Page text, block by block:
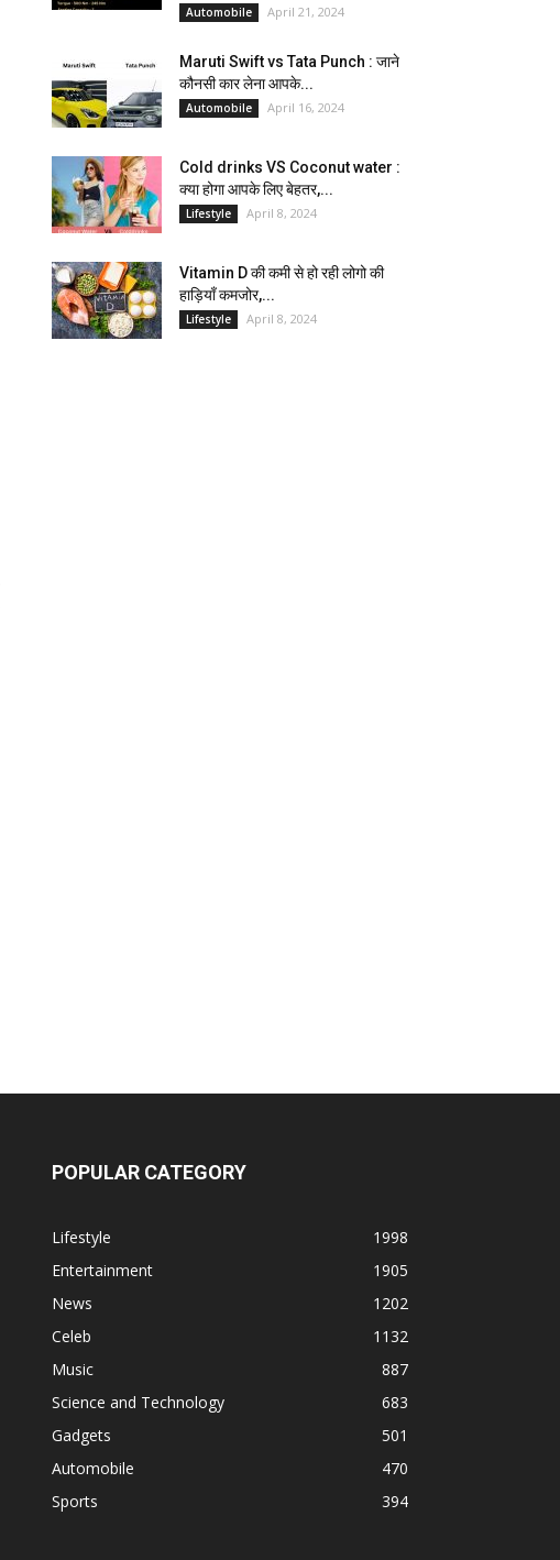
Automobile April 21, 2024
Maruti Swift vs Tata Punch : जाने
कौनसी कार लेना आपके...
Automobile April 16, 2024
Cold drinks VS Coconut water :
क्या होगा आपके लिए बेहतर,...
Lifestyle April 8, 2024
Vitamin D की कमी से हो रही लोगो की
हाड़ियाँ कमजोर,...
Lifestyle April 8, 2024
POPULAR CATEGORY
Lifestyle
1998
Entertainment
1905
News
1202
Celeb
1132
Music
887
Science and Technology
683
Gadgets
501
Automobile
470
Sports
394